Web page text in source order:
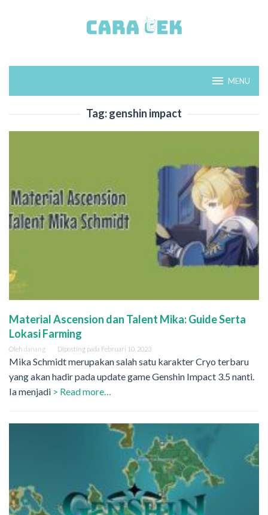
MENU
Tag:genshin impact
Material Ascension dan Talent Mika: Guide Serta
Lokasi Farming
Oleh danang Diposting pada Februari 10, 2023
Mika Schmidt merupakan salah satu karakter Cryo terbaru
yang akan hadir pada update game Genshin Impact 3.5 nanti.
Ia menjadi > Read more…